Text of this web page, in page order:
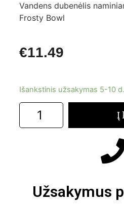
Vandens dubenėlis
Frosty Bowl
€11.49
Išankstinis užsakymas 5-10
Į
Užsakymus